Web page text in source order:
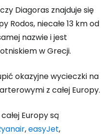
Diagoras znajduje się
Rodos, niecałe 13 km od
nazwie i jest
w Grecji.
okazyjne wycieczki na
z całej Europy.
Europy są
,easyJet,